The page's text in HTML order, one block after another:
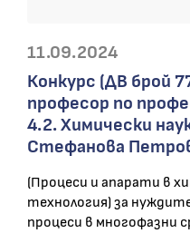
11.09.2024
Конкурс (ДВ брой
професор по
4.2. Химически
Стефанова
(Процеси и апарати в
технология) за
процеси в многофазни